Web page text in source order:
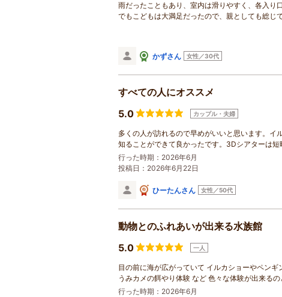
雨だったこともあり、室内は滑りやすく、各入り
でもこどもは大満足だったので、親としても総じ
かずさん 女性／30代
すべての人にオススメ
5.0
カップル・夫婦
多くの人が訪れるので早めがいいと思います。イ
知ることができて良かったです。3Dシアターは短
行った時期：2026年6月
投稿日：2026年6月22日
ひーたんさん 女性／50代
動物とのふれあいが出来る水族館
5.0
一人
目の前に海が広がっていて イルカショーやペンギ
うみカメの餌やり体験 など 色々な体験が出来る
行った時期：2026年6月